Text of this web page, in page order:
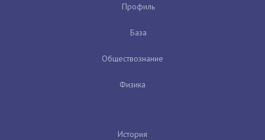
Профиль
База
Обществознание
Физика
История